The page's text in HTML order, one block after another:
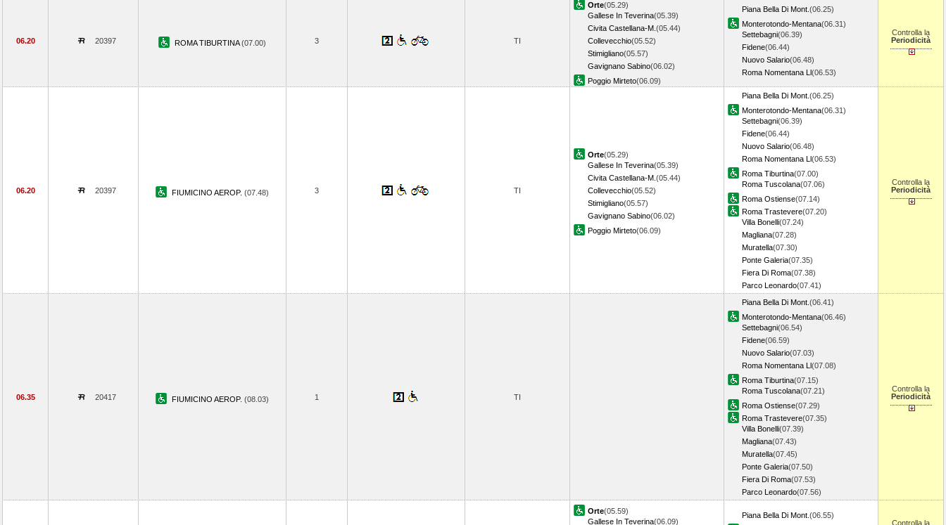
06.20 20397 ROMA TIBURTINA(07.00) 3 TI
Orte(05.29)
Gallese In Teverina(05.39)
Civita Castellana-M. (05.44)
Collevecchio(05.52)
Stimigliano(05.57)
Gavignano Sabino(06.02)
Poggio Mirteto(06.09)
Piana Bella Di Mont. (06.25)
Monterotondo-Mentana(06.31)
Settebagni(06.39)
Fidene(06.44)
Nuovo Salario(06.48)
Roma Nomentana Ll(06.53)
Controlla la
Periodicità
06.20 20397 FIUMICINO AEROP. (07.48) 3 TI
Orte(05.29)
Gallese In Teverina(05.39)
Civita Castellana-M. (05.44)
Collevecchio(05.52)
Stimigliano(05.57)
Gavignano Sabino(06.02)
Poggio Mirteto(06.09)
Piana Bella Di Mont. (06.25)
Monterotondo-Mentana(06.31)
Settebagni(06.39)
Fidene(06.44)
Nuovo Salario(06.48)
Roma Nomentana Ll(06.53)
Roma Tiburtina(07.00)
Roma Tuscolana(07.06)
Roma Ostiense(07.14)
Roma Trastevere(07.20)
Villa Bonelli(07.24)
Magliana(07.28)
Muratella(07.30)
Ponte Galeria(07.35)
Fiera Di Roma(07.38)
Parco Leonardo(07.41)
Controlla la
Periodicità
06.35 20417 FIUMICINO AEROP. (08.03) 1 TI
Piana Bella Di Mont. (06.41)
Monterotondo-Mentana(06.46)
Settebagni(06.54)
Fidene(06.59)
Nuovo Salario(07.03)
Roma Nomentana Ll(07.08)
Roma Tiburtina(07.15)
Roma Tuscolana(07.21)
Roma Ostiense(07.29)
Roma Trastevere(07.35)
Villa Bonelli(07.39)
Magliana(07.43)
Muratella(07.45)
Ponte Galeria(07.50)
Fiera Di Roma(07.53)
Parco Leonardo(07.56)
Controlla la
Periodicità
Orte(05.59)
Gallese In Teverina(06.09)
Piana Bella Di Mont. (06.55)
Controlla la